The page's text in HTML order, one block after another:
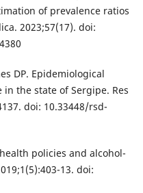
of prevalence ratios
2023;57(17). doi:
DP. Epidemiological
the state of Sergipe. Res
doi: 10.33448/rsd-
policies and alcohol-
13. doi: